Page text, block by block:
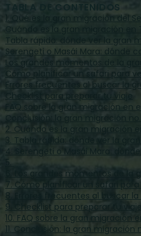
TABLA DE CONTENIDOS
1. Qué es la gran migración del
Cuándo es la gran migración en
Tabla rápida: dónde ver la gran
Serengeti o Masái Mara: dónde
Los grandes momentos de la
Cómo planificar un safari para
Errores frecuentes al buscar la
Checklist para preparar tu viaje
FAQ sobre la gran migración en
Conclusión: la gran migración no
2. Cuándo es la gran migración
3. Tabla rápida: dónde ver la
4. Serengeti o Masái Mara:
5. ‍
6. Los grandes momentos de la
7. Cómo planificar un safari para
8. Errores frecuentes al buscar
9. Checklist para preparar tu viaje
10. FAQ sobre la gran migración
11. Conclusión: la gran